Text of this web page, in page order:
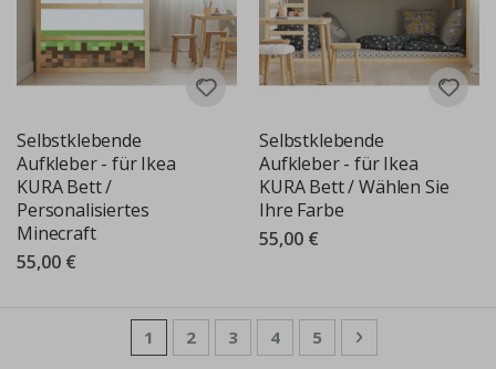
Selbstklebende
Aufkleber - für Ikea
KURA Bett /
Personalisiertes
Minecraft
55,00 €
Selbstklebende
Aufkleber - für Ikea
KURA Bett / Wählen Sie
Ihre Farbe
55,00 €
Seite
Sie lesen gerade die Seite
1 Seite
2 Seite
3 Seite
4 Seite
5 Seite
Weiter